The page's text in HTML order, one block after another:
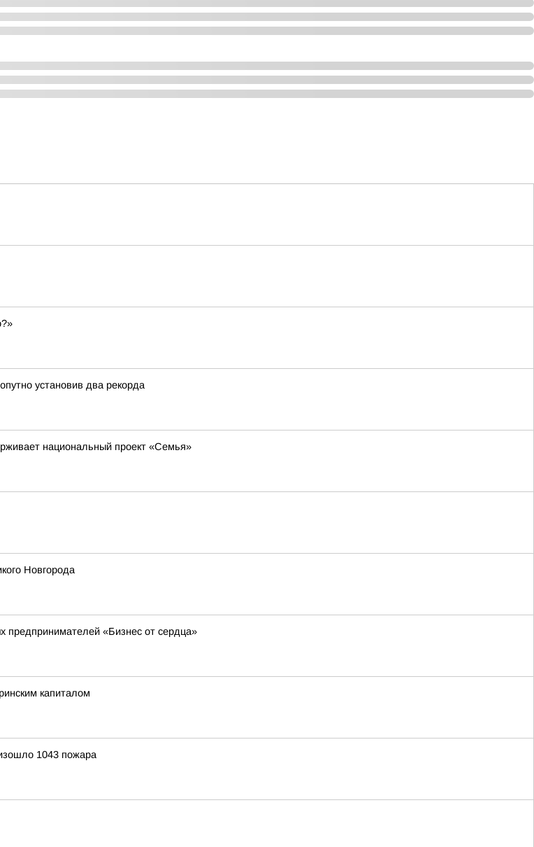
установив два рекорда
национальный проект «Семья»
Новгорода
предпринимателей «Бизнес от сердца»
капиталом
1043 пожара